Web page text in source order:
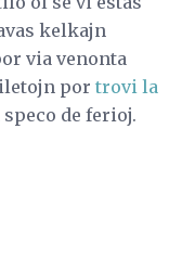
kelkajn
via venonta
por trovi la
de ferioj.